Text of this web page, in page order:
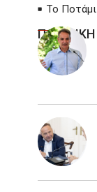
Το Ποτάμι
ΠΟΛΙΤΙΚΗ